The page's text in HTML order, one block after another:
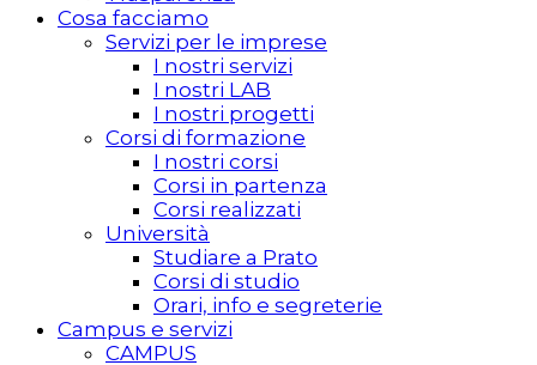
Cosa facciamo
Servizi per le imprese
I nostri servizi
I nostri LAB
I nostri progetti
Corsi di formazione
I nostri corsi
Corsi in partenza
Corsi realizzati
Università
Studiare a Prato
Corsi di studio
Orari, info e segreterie
Campus e servizi
CAMPUS